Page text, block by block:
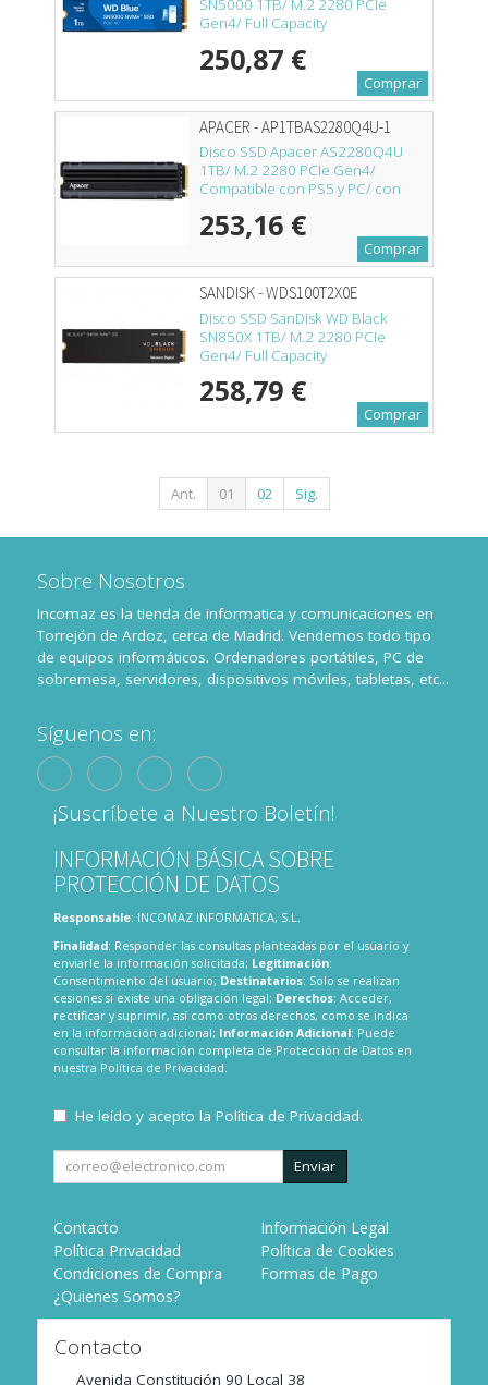
SN5000 1TB/ M.2 2280 PCIe
Gen4/ Full Capacity
250,87 €
Comprar
APACER - AP1TBAS2280Q4U-1
Disco SSD Apacer AS2280Q4U
1TB/ M.2 2280 PCIe Gen4/
Compatible con PS5 y PC/ con
253,16 €
Comprar
SANDISK - WDS100T2X0E
Disco SSD SanDisk WD Black
SN850X 1TB/ M.2 2280 PCIe
Gen4/ Full Capacity
258,79 €
Comprar
Ant. 01 02 Sig.
Sobre Nosotros
Incomaz es la tienda de informatica y comunicaciones en
Torrejón de Ardoz, cerca de Madrid. Vendemos todo tipo
de equipos informáticos. Ordenadores portátiles, PC de
sobremesa, servidores, dispositivos móviles, tabletas, etc...
Síguenos en:
¡Suscríbete a Nuestro Boletín!
INFORMACIÓN BÁSICA SOBRE
PROTECCIÓN DE DATOS
Responsable: INCOMAZ INFORMATICA, S.L.
Finalidad: Responder las consultas planteadas por el usuario y
enviarle la información solicitada; Legitimación:
Consentimiento del usuario; Destinatarios: Solo se realizan
cesiones si existe una obligación legal; Derechos: Acceder,
rectificar y suprimir, así como otros derechos, como se indica
en la información adicional; Información Adicional: Puede
consultar la información completa de Protección de Datos en
nuestra Política de Privacidad.
He leído y acepto la Política de Privacidad.
Enviar
Contacto
Información Legal
Política Privacidad
Política de Cookies
Condiciones de Compra
Formas de Pago
¿Quienes Somos?
Contacto
Avenida Constitución 90 Local 38